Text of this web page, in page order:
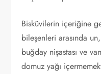
Bisküvilerin içeriğine
bileşenleri arasında
buğday nişastası ve
domuz yağı